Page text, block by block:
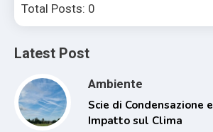
Total Posts: 0
Latest Post
Ambiente
Scie di Condensazione
Impatto sul Clima